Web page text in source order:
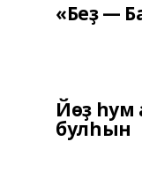
«Беҙ —
Йөҙ һум
булһын